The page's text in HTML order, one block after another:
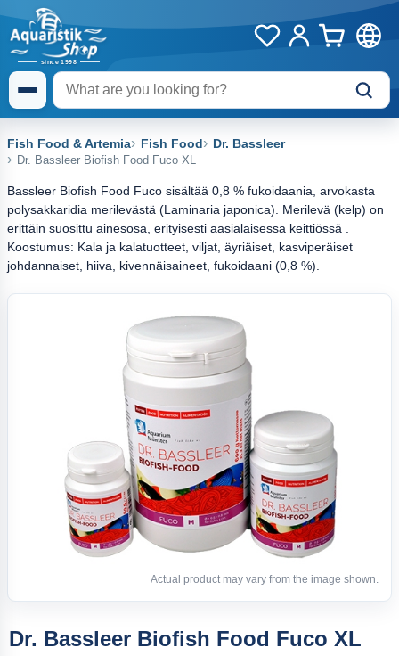
Fish Food & Artemia Fish Food Dr. Bassleer
Dr. Bassleer Biofish Food Fuco XL
Bassleer Biofish Food Fuco sisältää 0,8 % fukoidaania, arvokasta
polysakkaridia merilevästä (Laminaria japonica). Merilevä (kelp) on
erittäin suosittu ainesosa, erityisesti aasialaisessa keittiössä .
Koostumus: Kala ja kalatuotteet, viljat, äyriäiset, kasviperäiset
johdannaiset, hiiva, kivennäisaineet, fukoidaani (0,8 %).
Actual product may vary from the image shown.
Dr. Bassleer Biofish Food Fuco XL